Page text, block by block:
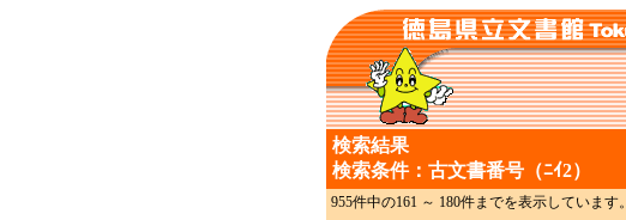
検索結果
検索条件：古文書番号（ﾆｲ2）
955件中の161 ～ 180件までを表示しています。